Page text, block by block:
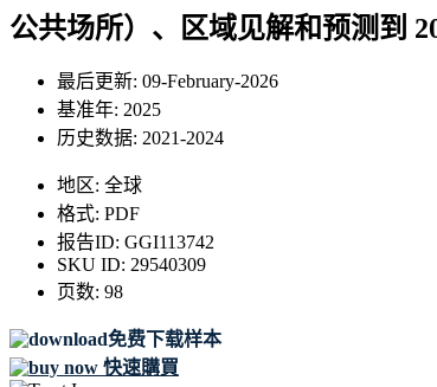
公共场所）、区域见解和预测到
最后更新: 09-February-2026
基准年: 2025
历史数据: 2021-2024
地区: 全球
格式: PDF
报告ID: GGI113742
SKU ID: 29540309
页数: 98
免费下载样本
快速購買